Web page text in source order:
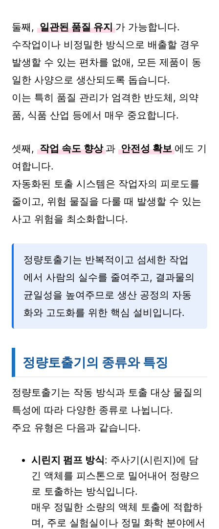
둘째, 일관된 품질 유지 가 가능합니다.
수작업이나 비정밀한 방식으로 배출할 경우
발생할 수 있는 편차를 없애, 모든 제품이 동
일한 사양으로 생산되도록 돕습니다.
이는 특히 품질 관리가 엄격한 반도체, 의약
품, 식품 산업 등에서 매우 중요합니다.
셋째, 작업 속도 향상 과 안전성 확보 에도 기
여합니다.
자동화된 토출 시스템은 작업자의 피로도를
줄이고, 위험 물질을 다룰 때 발생할 수 있는
사고 위험을 최소화합니다.
정량토출기는 반복적이고 섬세한 작업
에서 사람의 실수를 줄여주고, 결과물의
균일성을 높여주므로 생산 공정의 자동
화와 고도화를 위한 핵심 설비입니다.
정량토출기의 종류와 특징
정량토출기는 작동 방식과 토출 대상 물질의
특성에 따라 다양한 종류로 나뉩니다.
주요 유형은 다음과 같습니다.
시린지 펌프 방식: 주사기(시린지)에 담
긴 액체를 피스톤으로 밀어내어 정량으
로 토출하는 방식입니다.
매우 정밀한 소량의 액체 토출에 적합하
며, 주로 실험실이나 정밀 화학 분야에서